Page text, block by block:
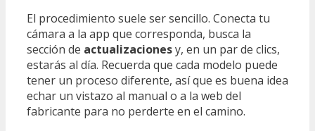
El procedimiento suele ser sencillo. Conecta tu
cámara a la app que corresponda, busca la
sección de actualizacionesy, en un par de clics,
estarás al día. Recuerda que cada modelo puede
tener un proceso diferente, así que es buena idea
echar un vistazo al manual o a la web del
fabricante para no perderte en el camino.